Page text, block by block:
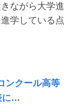
ながら大学進
学している点
ンクール高等
に…